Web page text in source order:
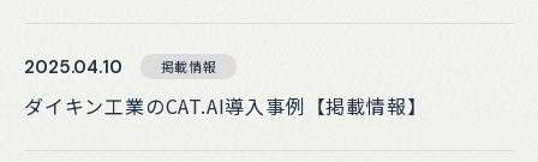
2025.04.10 掲載情報
ダイキン工業のCAT.AI導入事例【掲載情報】